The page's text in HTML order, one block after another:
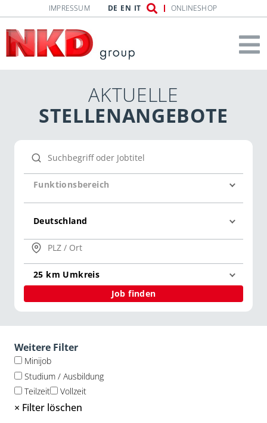
IMPRESSUM DE EN IT ONLINESHOP
AKTUELLE
STELLEN­ANGEBOTE
Funktionsbereich
Deutschland
25 km Umkreis
Job finden
Weitere Filter
Minijob
Studium / Ausbildung
Teilzeit
Vollzeit
× Filter löschen